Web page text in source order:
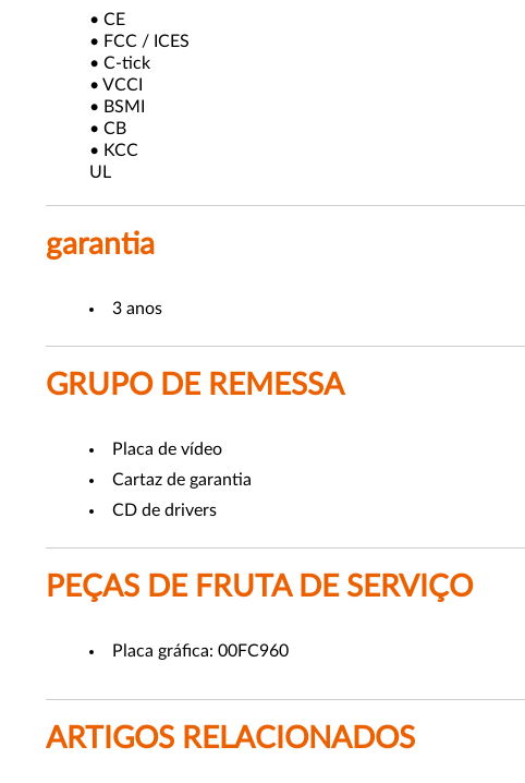
• CE
• FCC / ICES
• C-tick
• VCCI
• BSMI
• CB
• KCC
UL
garantia
3 anos
GRUPO DE REMESSA
Placa de vídeo
Cartaz de garantia
CD de drivers
PEÇAS DE FRUTA DE SERVIÇO
Placa gráfica: 00FC960
ARTIGOS RELACIONADOS